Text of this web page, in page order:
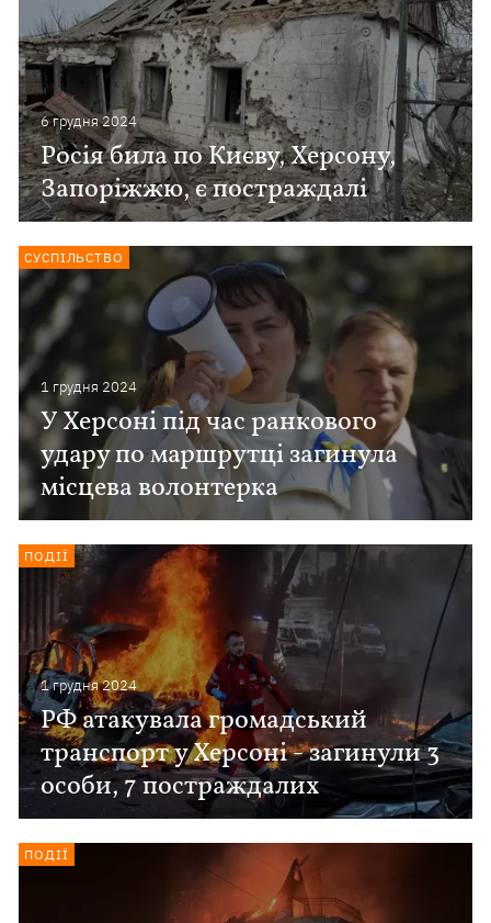
6 грудня 2024
Росія била по Києву, Херсону,
Запоріжжю, є постраждалі
1 грудня 2024
У Херсоні під час ранкового
удару по маршрутці загинула
місцева волонтерка
СУСПІЛЬСТВО
1 грудня 2024
РФ атакувала громадський
транспорт у Херсоні - загинули 3
особи, 7 постраждалих
ПОДІЇ
ПОДІЇ